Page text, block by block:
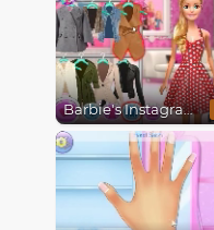
Barbie's Instagram Life